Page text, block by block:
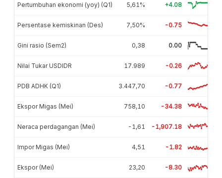
Pertumbuhan ekonomi (yoy) (Q1) 5,61% +4.08
Persentase kemiskinan (Des) 7,50% -0.75
Gini rasio (Sem2) 0,38 0.00
Nilai Tukar USDIDR 17.989 -0.26
PDB ADHK (Q1) 3.447,70 -0.77
Ekspor Migas (Mei) 758,10 -34.38
Neraca perdagangan (Mei) -1,61 -1,907.18
Impor Migas (Mei) 4,51 -1.82
Ekspor (Mei) 23,20 -8.30